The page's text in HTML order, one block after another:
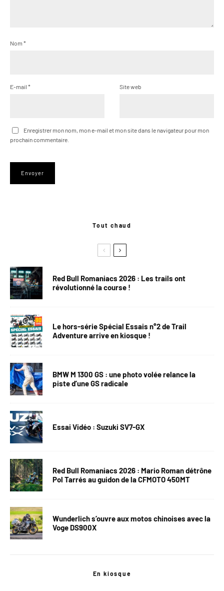
Nom *
E-mail * Site web
Enregistrer mon nom, mon e-mail et mon site dans le navigateur pour mon
prochain commentaire.
Tout chaud
Red Bull Romaniacs 2026 : Les trails ont
révolutionné la course !
Le hors-série Spécial Essais n°2 de Trail
Adventure arrive en kiosque !
BMW M 1300 GS : une photo volée relance la
piste d’une GS radicale
Essai Vidéo : Suzuki SV7-GX
Red Bull Romaniacs 2026 : Mario Roman détrône
Pol Tarrés au guidon de la CFMOTO 450MT
Wunderlich s’ouvre aux motos chinoises avec la
Voge DS900X
En kiosque